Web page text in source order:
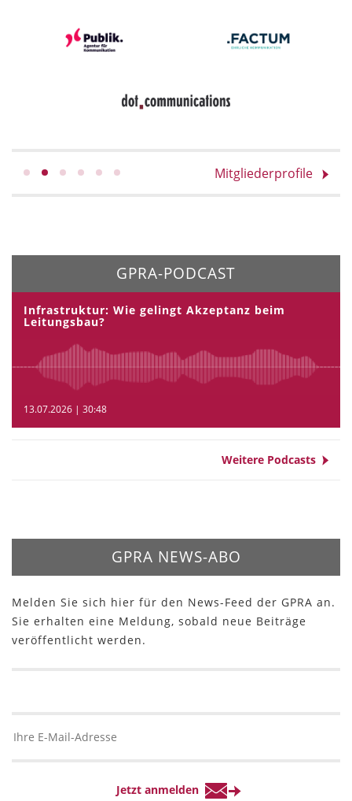
Mitgliederprofile
GPRA-PODCAST
Infrastruktur: Wie gelingt Akzeptanz beim
Leitungsbau?
13.07.2026 | 30:48
Weitere Podcasts
GPRA NEWS-ABO
Melden Sie sich hier für den News-Feed der GPRA an.
Sie erhalten eine Meldung, sobald neue Beiträge
veröffentlicht werden.